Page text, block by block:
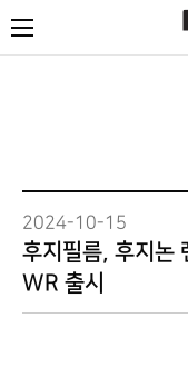
메
뉴
2024-10-15
후지필름, 후지
WR 출시